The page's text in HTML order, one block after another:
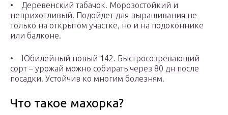
• Деревенский табачок. Морозостойкий и
неприхотливый. Подойдет для выращивания не
только на открытом участке, но и на подоконнике
или балконе.
• Юбилейный новый 142. Быстросозревающий
сорт – урожай можно собирать через 80 дн после
посадки. Устойчив ко многим болезням.
Что такое махорка?